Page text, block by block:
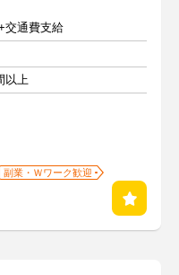
交通費支給
以上
副業・Ｗワーク歓迎